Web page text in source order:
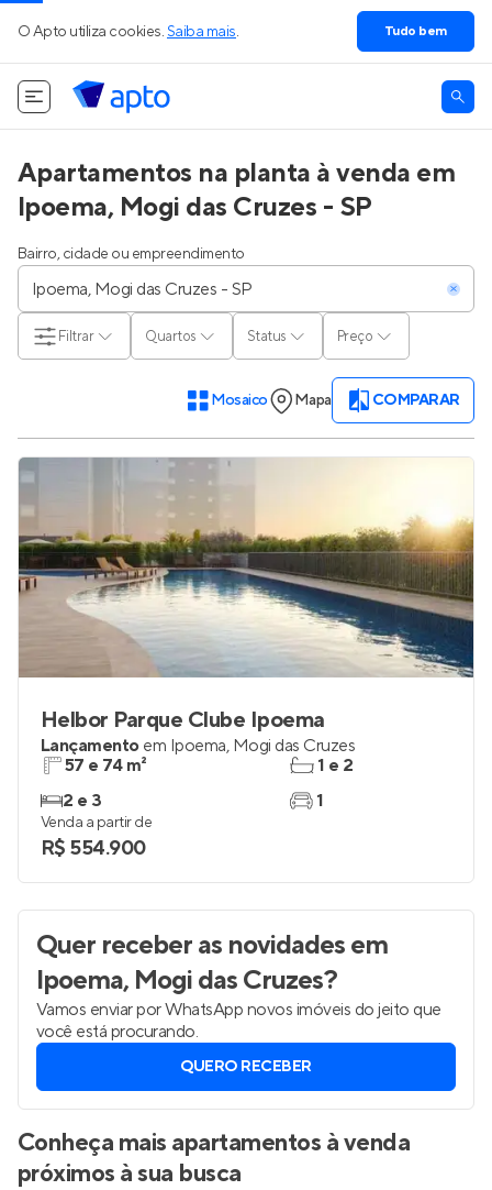
O Apto utiliza cookies. Saiba mais. Tudo bem
Apartamentos na planta à venda em
Ipoema, Mogi das Cruzes - SP
Bairro, cidade ou empreendimento
Quartos Status Preço
Filtrar
Mosaico Mapa COMPARAR
Helbor Parque Clube Ipoema
Lançamento em Ipoema, Mogi das Cruzes
57 e 74 m²
2 e 3
1 e 2
1
Venda a partir de
R$ 554.900
Quer receber as novidadesem
Ipoema, Mogi das Cruzes?
Vamos enviar por WhatsApp novos imóveis do jeito que
você está procurando.
QUERO RECEBER
Conheça mais apartamentos à venda
próximos à sua busca